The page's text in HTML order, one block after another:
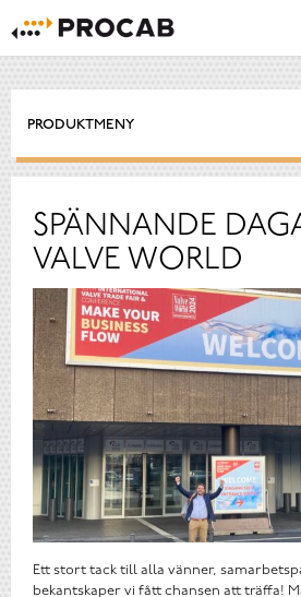
PRODUKTMENY
SPÄNNANDE
VALVE WORLD
Ett stort tack till alla vänner,
bekantskaper vi fått chansen att träffa!